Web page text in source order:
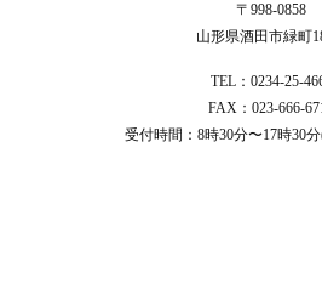
〒998-0858
山形県酒田市緑町
TEL：0234-25-
FAX：023-666-
受付時間：8時30分〜17時30